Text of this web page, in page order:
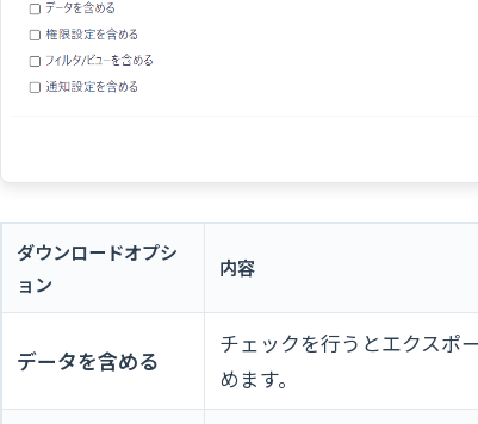
ダウンロードオプシ
ョン
内容
データを含める
チェックを行うとエクスポ
めます。